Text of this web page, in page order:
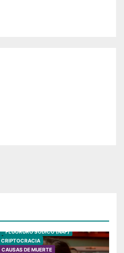
FLUORURO SÓDICO (NAF)
CRIPTOCRACIA
CAUSAS DE MUERTE